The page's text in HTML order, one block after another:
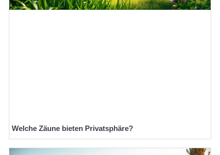
Welche Zäune bieten Privatsphäre?